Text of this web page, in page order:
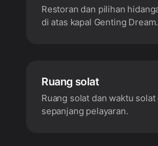
Restoran dan pilihan
di atas kapal Genting Dream.
Ruang solat
Ruang solat dan waktu
sepanjang pelayaran.